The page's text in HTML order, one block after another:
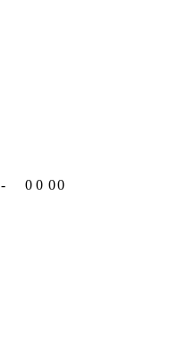
- 0 0 00